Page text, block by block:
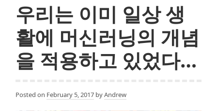
우리는 이미 일상 생
활에 머신러닝의 개념
을 적용하고 있었다…
Posted on February 5, 2017 byAndrew